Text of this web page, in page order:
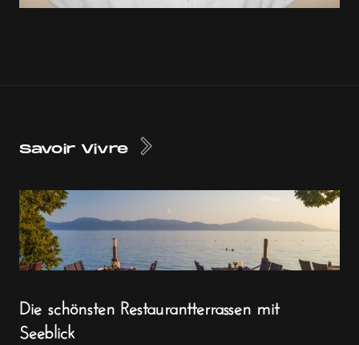
Savoir Vivre
Die schönsten Restaurantterrassen mit
Seeblick